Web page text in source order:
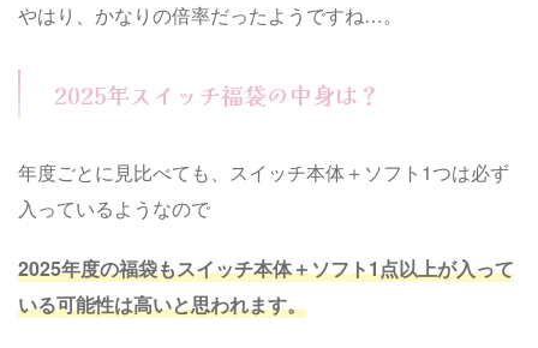
やはり、かなりの倍率だったようですね…。
2025年スイッチ福袋の中身は？
年度ごとに見比べても、スイッチ本体＋ソフト1つは必ず
入っているようなので
2025年度の福袋もスイッチ本体＋ソフト1点以上が入って
いる可能性は高いと思われます。